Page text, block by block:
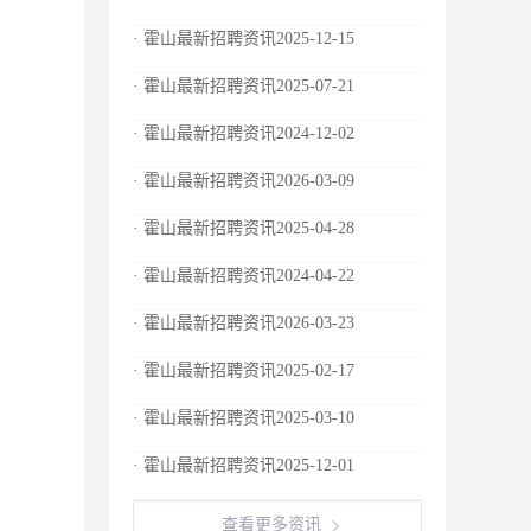
· 霍山最新招聘资讯2025-12-15
· 霍山最新招聘资讯2025-07-21
· 霍山最新招聘资讯2024-12-02
· 霍山最新招聘资讯2026-03-09
· 霍山最新招聘资讯2025-04-28
· 霍山最新招聘资讯2024-04-22
· 霍山最新招聘资讯2026-03-23
· 霍山最新招聘资讯2025-02-17
· 霍山最新招聘资讯2025-03-10
· 霍山最新招聘资讯2025-12-01
查看更多资讯